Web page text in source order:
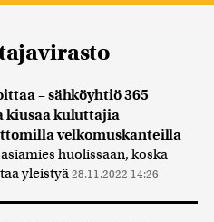
– sähköyhtiö 365
kiusaa kuluttajia
velkomuskanteilla
huolissaan, koska
yleistyä 28.11.2022 14:26